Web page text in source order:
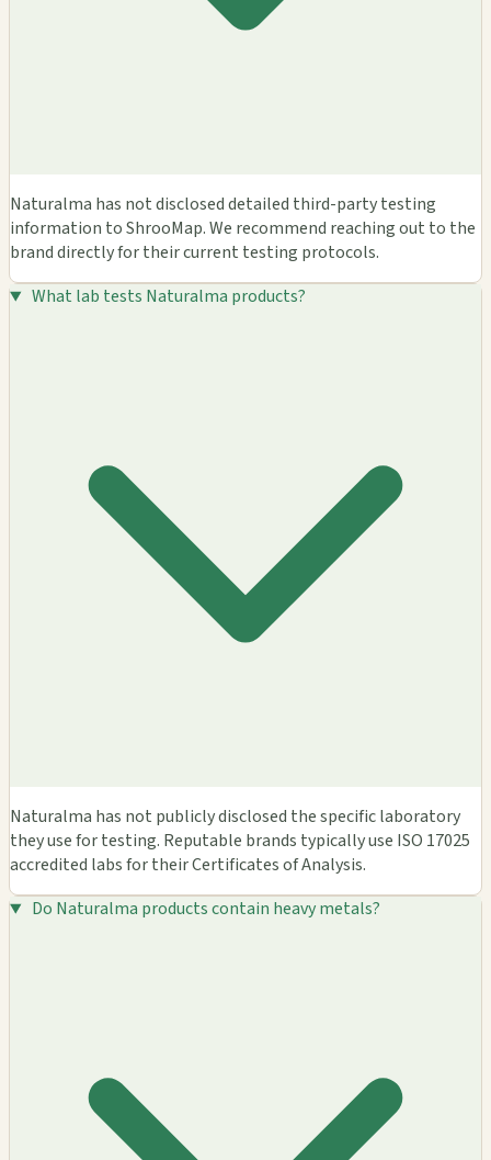
Naturalma has not disclosed detailed third-party testing
information to ShrooMap. We recommend reaching out to the
brand directly for their current testing protocols.
What lab tests Naturalma products?
Naturalma has not publicly disclosed the specific laboratory
they use for testing. Reputable brands typically use ISO 17025
accredited labs for their Certificates of Analysis.
Do Naturalma products contain heavy metals?